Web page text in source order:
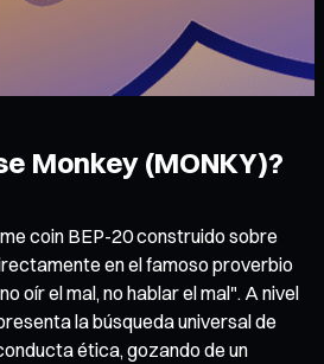
Monkey (MONKY)?
coin BEP-20 construido sobre
en el famoso proverbio
oír el mal, no hablar el mal". A nivel
la búsqueda universal de
ética, gozando de un